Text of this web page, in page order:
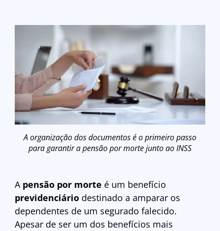
A organização dos documentos é o primeiro passo
para garantir a pensão por morte junto ao INSS
A pensão por morte é um benefício
previdenciário destinado a amparar os
dependentes de um segurado falecido.
Apesar de ser um dos benefícios mais